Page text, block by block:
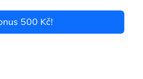
500 Kč!